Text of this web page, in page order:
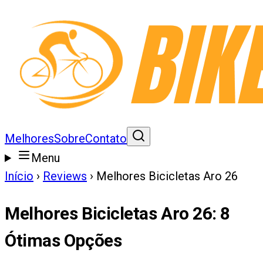
MelhoresSobreContato
Menu
Início › Reviews › Melhores Bicicletas Aro 26
Melhores Bicicletas Aro 26: 8
Ótimas Opções